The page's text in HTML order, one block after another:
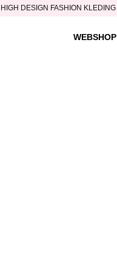
HIGH DESIGN FASHION KLEDING
WEBSHOP